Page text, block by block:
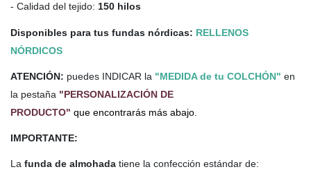
- Calidad del tejido: 150 hilos
Disponibles para tus fundas nórdicas: RELLENOS
NÓRDICOS
ATENCIÓN: puedes INDICAR la "MEDIDA de tu COLCHÓN" en
la pestaña "PERSONALIZACIÓN DE
PRODUCTO" que encontrarás más abajo.
IMPORTANTE:
La funda de almohada tiene la confección estándar de: